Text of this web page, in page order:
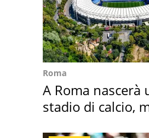
Roma
A Roma nascerà
stadio di calcio,